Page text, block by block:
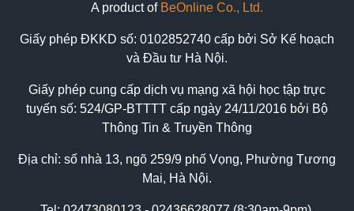
A product of BeOnline Co., Ltd.
Giấy phép ĐKKD số: 0102852740 cấp bởi Sở Kế hoạch
và Đầu tư Hà Nội.
Giấy phép cung cấp dịch vụ mạng xã hội học tập trực
tuyến số: 524/GP-BTTTT cấp ngày 24/11/2016 bởi Bộ
Thông Tin & Truyền Thông
Địa chỉ: số nhà 13, ngõ 259/9 phố Vọng, Phường Tương
Mai, Hà Nội.